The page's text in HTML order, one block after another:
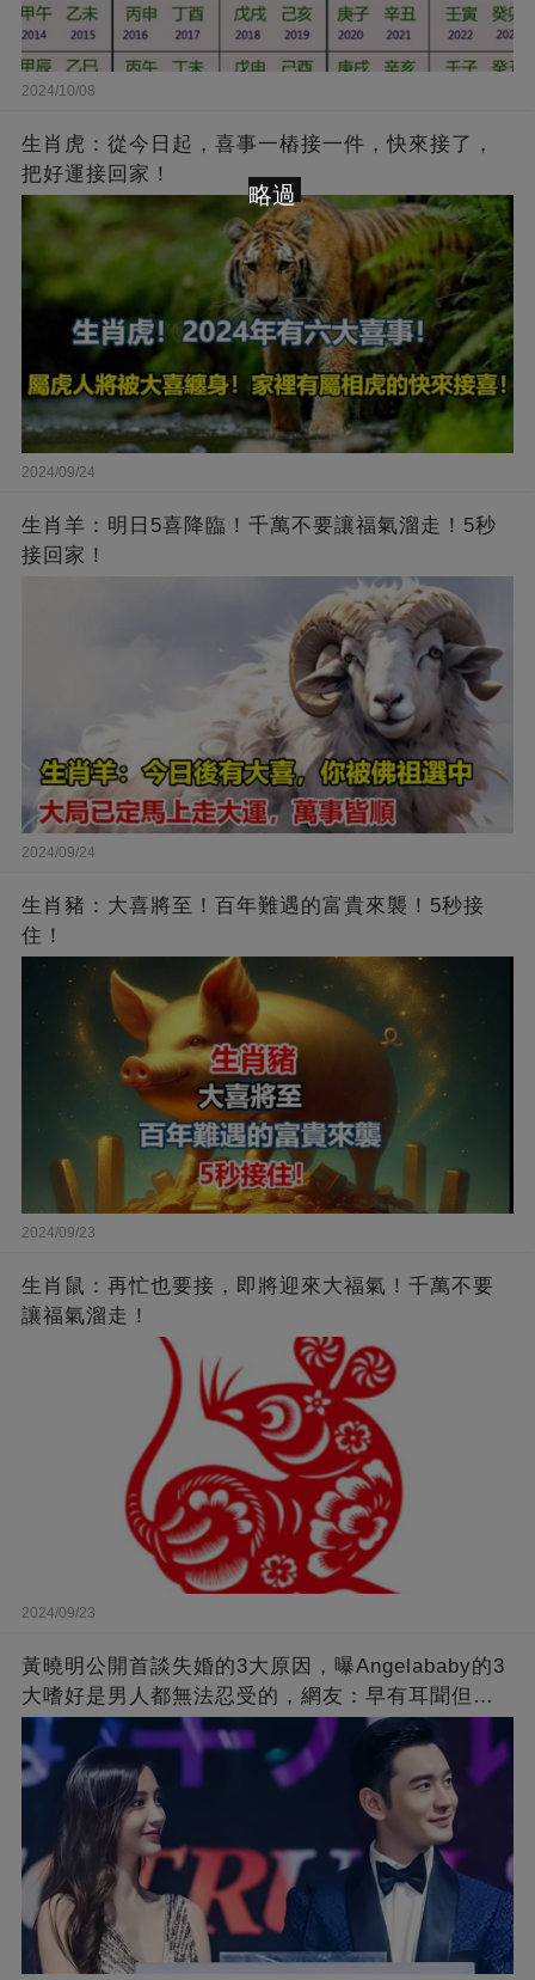
2024/10/08
生肖虎：從今日起，喜事一樁接一件，快來接了，
把好運接回家！
2024/09/24
生肖羊：明日5喜降臨！千萬不要讓福氣溜走！5秒
接回家！
2024/09/24
生肖豬：大喜將至！百年難遇的富貴來襲！5秒接
住！
2024/09/23
生肖鼠：再忙也要接，即將迎來大福氣！千萬不要
讓福氣溜走！
2024/09/23
黃曉明公開首談失婚的3大原因，曝Angelababy的3
大嗜好是男人都無法忍受的，網友：早有耳聞但想
不到那麼嚴重！
略過